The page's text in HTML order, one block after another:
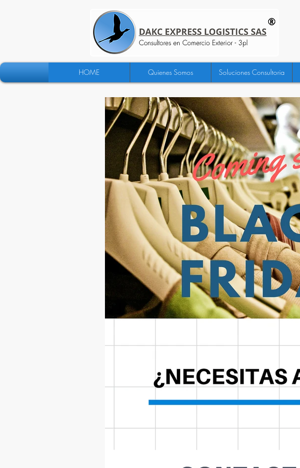
HOME Quienes Somos Soluciones Consultoria